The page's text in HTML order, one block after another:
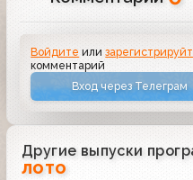
Войдите или
комментарий
Вход через Телеграм
Другие выпуски
лото